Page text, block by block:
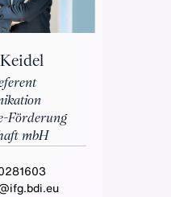
Förderung
mbH